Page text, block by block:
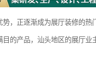
，正逐渐成为展厅装修的热
的产品，汕头地区的展厅业